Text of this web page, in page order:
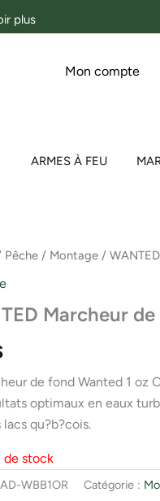
plus
Mon compte
ARMES À FEU
Pêche / Montage /
Marcheur
de fond Wanted 1 oz
optimaux en eaux
lacs qu?b?cois.
de stock
WBB1OR Catégorie :